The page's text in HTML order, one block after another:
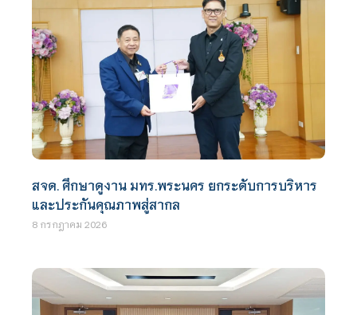
สจด. ศึกษาดูงาน มทร.พระนคร ยกระดับการบริหาร
และประกันคุณภาพสู่สากล
8 กรกฎาคม 2026